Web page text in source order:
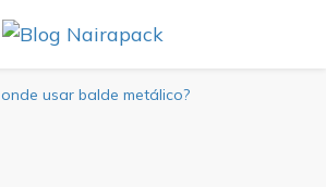
onde usar balde metálico?